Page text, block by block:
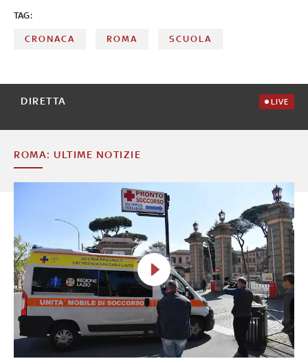
TAG:
CRONACA ROMA SCUOLA
DIRETTA LIVE
ROMA: ULTIME NOTIZIE